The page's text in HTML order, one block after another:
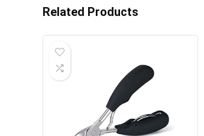
Related Products